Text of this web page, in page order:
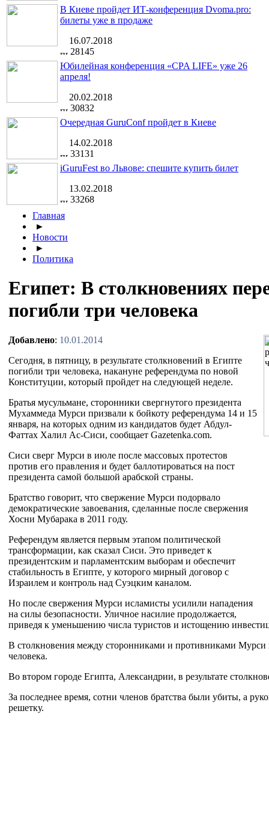
В Киеве пройдет ИТ-конференция Dvoma.pro:
билеты уже в продаже
16.07.2018
28145
Юбилейная конференция «CPA LIFE» уже 26
апреля!
20.02.2018
30832
Очередная GuruConf пройдет в Киеве
14.02.2018
33131
iGuruFest во Львове: спешите купить билет
13.02.2018
33268
Главная
►
Новости
►
Политика
Египет: В столкновениях
погибли три человека
Добавлено: 10.01.2014
Сегодня, в пятницу, в результате столкновений в Египте
погибли три человека, накануне референдума по новой
Конституции, который пройдет на следующей неделе.
Братья мусульмане, сторонники свергнутого президента
Мухаммеда Мурси призвали к бойкоту референдума 14 и 15
января, на которых одним из кандидатов будет Абдул-
Фаттах Халил Ас-Сиси, сообщает Gazetenka.com.
Сиси сверг Мурси в июле после массовых протестов
против его правления и будет баллотироваться на пост
президента самой большой арабской страны.
Братство говорит, что свержение Мурси подорвало
демократические завоевания, сделанные после свержения
Хосни Мубарака в 2011 году.
Референдум является первым этапом политической
трансформации, как сказал Сиси. Это приведет к
президентским и парламентским выборам и обеспечит
стабильность в Египте, у которого мирный договор с
Израилем и контроль над Суэцким каналом.
Но после свержения Мурси исламисты усилили нападения
на силы безопасности. Уличное насилие продолжается,
приведя к уменьшению числа туристов и истощению
В столкновения между сторонниками и противниками
человека.
Во втором городе Египта, Александрии, в результате
За последнее время, сотни членов братства были убиты, а
решетку.